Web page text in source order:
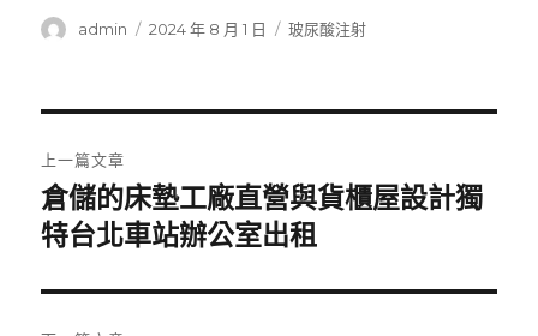
作
admin
發
2024 年 8 月 1 日
分
玻尿酸注射
章
導
覽
上一篇文章
上
一
文
章:
倉儲的床墊工廠直營與貨櫃屋設計獨
特台北車站辦公室出租